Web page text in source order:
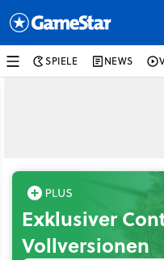
SPIELE NEWS
Exklusiver
Vollversionen